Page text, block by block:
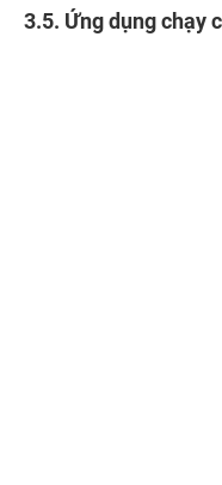
3.5. Ứng dụng chạy